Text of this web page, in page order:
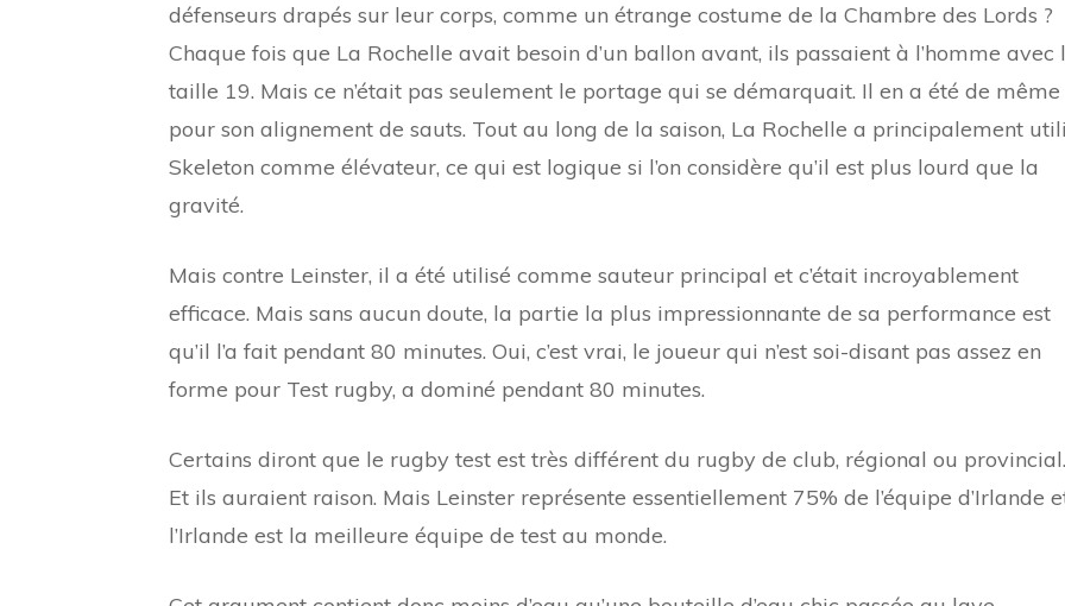
défenseurs drapés sur leur corps, comme un étrange costume de la Chambre des Lords ?
Chaque fois que La Rochelle avait besoin d’un ballon avant, ils passaient à l’homme avec
taille 19. Mais ce n’était pas seulement le portage qui se démarquait. Il en a été de même
pour son alignement de sauts. Tout au long de la saison, La Rochelle a principalement
Skeleton comme élévateur, ce qui est logique si l’on considère qu’il est plus lourd que la
gravité.
Mais contre Leinster, il a été utilisé comme sauteur principal et c’était incroyablement
efficace. Mais sans aucun doute, la partie la plus impressionnante de sa performance est
qu’il l’a fait pendant 80 minutes. Oui, c’est vrai, le joueur qui n’est soi-disant pas assez en
forme pour Test rugby, a dominé pendant 80 minutes.
Certains diront que le rugby test est très différent du rugby de club, régional ou provincial.
Et ils auraient raison. Mais Leinster représente essentiellement 75% de l’équipe d’Irlande
l’Irlande est la meilleure équipe de test au monde.